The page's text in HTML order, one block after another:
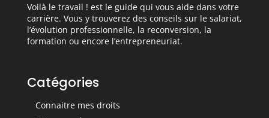
Voilà le travail ! est le guide qui vous aide dans votre
carrière. Vous y trouverez des conseils sur le salariat,
l’évolution professionnelle, la reconversion, la
formation ou encore l’entrepreneuriat.
Catégories
Connaitre mes droits